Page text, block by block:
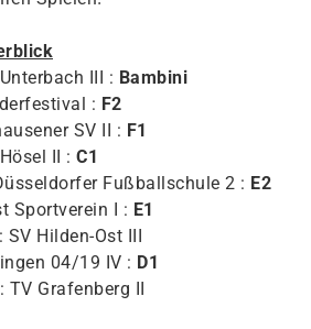
III : Bambini
: F2
SV II : F1
II : C1
Fußballschule 2 : E2
Sportverein I : E1
: SV Hilden-Ost III
04/19 IV : D1
: TV Grafenberg II